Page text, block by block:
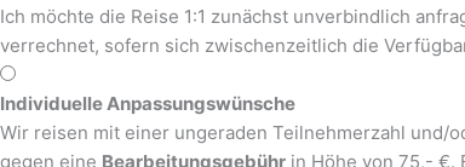
Ich möchte die Reise 1:1 zunächst unverbindlich
verrechnet, sofern sich zwischenzeitlich die
Individuelle Anpassungswünsche
Wir reisen mit einer ungeraden Teilnehmerzahl und/
gegen eine Bearbeitungsgebühr in Höhe von 75,- €.